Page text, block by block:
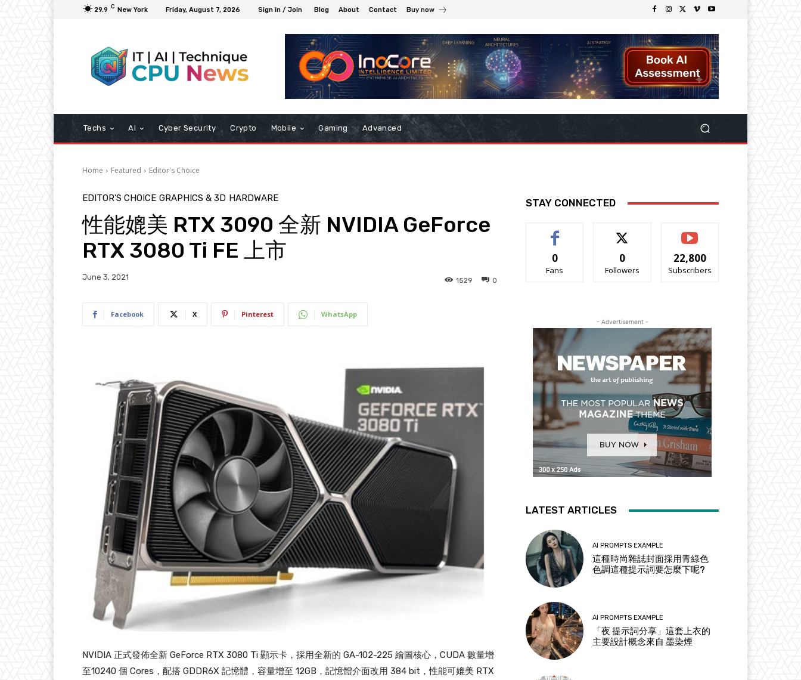
29.9 C New York Friday, August 7, 2026 Sign in / Join Blog About Contact Buy now
Techs AI Cyber Security Crypto Mobile Gaming Advanced
Home Featured Editor's Choice
EDITOR'S CHOICE GRAPHICS & 3D HARDWARE
性能媲美 RTX 3090 全新 NVIDIA GeForce
RTX 3080 Ti FE 上市
June 3, 2021 0
1529
Facebook X Pinterest WhatsApp
NVIDIA 正式發佈全新 GeForce RTX 3080 Ti 顯示卡，採用全新的 GA-102-225 繪圖核心，CUDA 數量增
至10240 個 Cores，配搭 GDDR6X 記憶體，容量增至 12GB，記憶體介面改用 384 bit，性能可媲美 RTX
STAY CONNECTED
0
Fans
0
Followers
22,800
Subscribers
- Advertisement -
LATEST ARTICLES
AI PROMPTS EXAMPLE
這種時尚雜誌封面採用青綠色
色調這種提示詞要怎麼下呢?
AI PROMPTS EXAMPLE
「夜 提示詞分享」這套上衣的
主要設計概念來自 墨染煙